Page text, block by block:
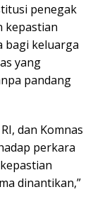
penegak
kepastian
bagi keluarga
yang
pandang
dan Komnas
perkara
dinantikan,”